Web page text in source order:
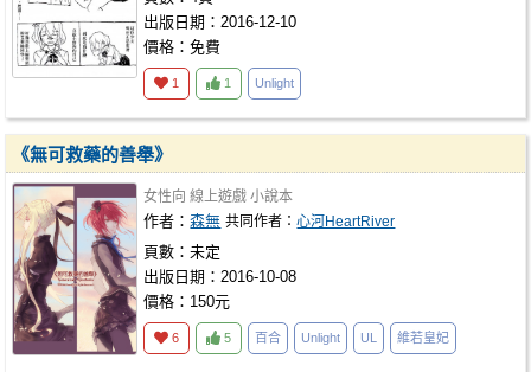
出版日期：2016-12-10
價格：免費
1 1 Unlight
《無可救藥的善舉》
女性向 線上遊戲 小說本
作者：森無 共同作者：心河HeartRiver
頁數：未定
出版日期：2016-10-08
價格：150元
6 5 百合 Unlight UL 維若皇妃